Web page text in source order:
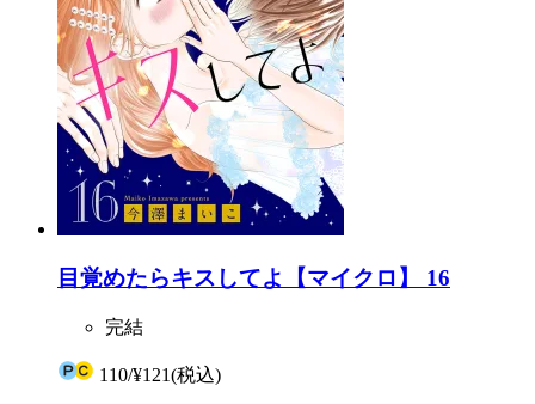
目覚めたらキスしてよ【マイクロ】 16
完結
110/¥121(税込)